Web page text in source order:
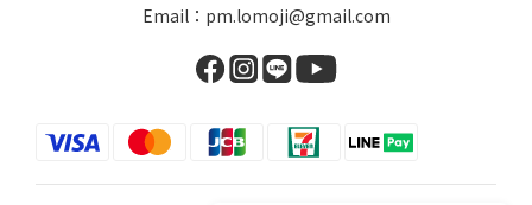
Email：pm.lomoji@gmail.com